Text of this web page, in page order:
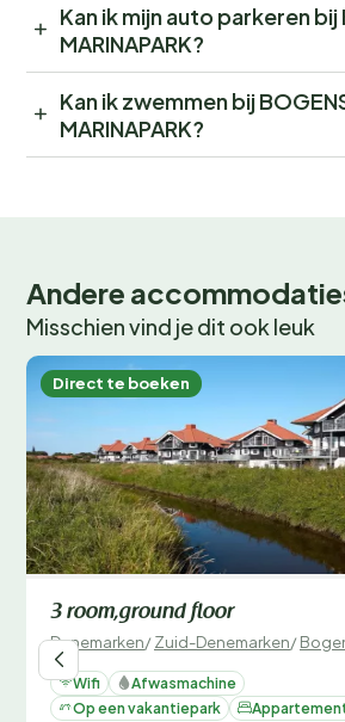
Kan ik mijn auto parkeren bij
MARINAPARK?
Kan ik zwemmen bij
MARINAPARK?
Andere
Misschien vind je dit ook leuk
Direct te boeken
3 room,ground floor
Denemarken/Zuid-Denemarken/
Wifi
Afwasmachine
Op een vakantiepark